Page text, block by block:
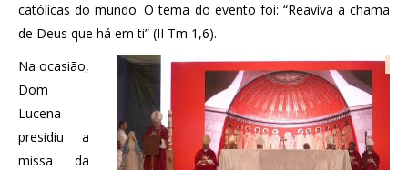
católicas do mundo. O tema do evento foi: “Reaviva a chama
de Deus que há em ti” (II Tm 1,6).
Na ocasião,
Dom
Lucena
presidiu a
missa da